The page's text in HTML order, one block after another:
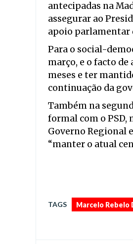
antecipadas na
assegurar ao
apoio parlamentar
Para o social-
março, e o facto de
meses e ter
continuação da
Também na
formal com o
Governo Regional
“manter o atual
TAGS Marcelo Rebelo